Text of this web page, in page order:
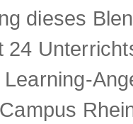
dieses
24